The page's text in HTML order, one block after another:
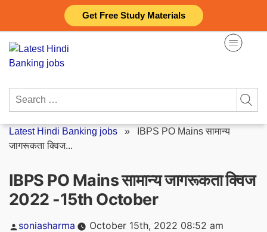
Get Free Study Materials
content
Search
Latest Hindi Banking jobs »
IBPS PO Mains सामान्य
जागरूकता क्विज...
IBPS PO Mains सामान्य जागरूकता क्विज
2022 -15th October
Posted
soniasharma October 15th, 2022 08:52 am